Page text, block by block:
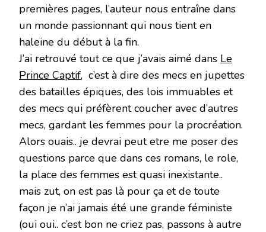
premières pages, l’auteur nous entraîne dans
un monde passionnant qui nous tient en
haleine du début à la fin.
J’ai retrouvé tout ce que j’avais aimé dans Le
Prince Captif, c’est à dire des mecs en jupettes
des batailles épiques, des lois immuables et
des mecs qui préfèrent coucher avec d’autres
mecs, gardant les femmes pour la procréation.
Alors ouais.. je devrai peut etre me poser des
questions parce que dans ces romans, le role,
la place des femmes est quasi inexistante..
mais zut, on est pas là pour ça et de toute
façon je n’ai jamais été une grande féministe
(oui oui.. c’est bon ne criez pas, passons à autre